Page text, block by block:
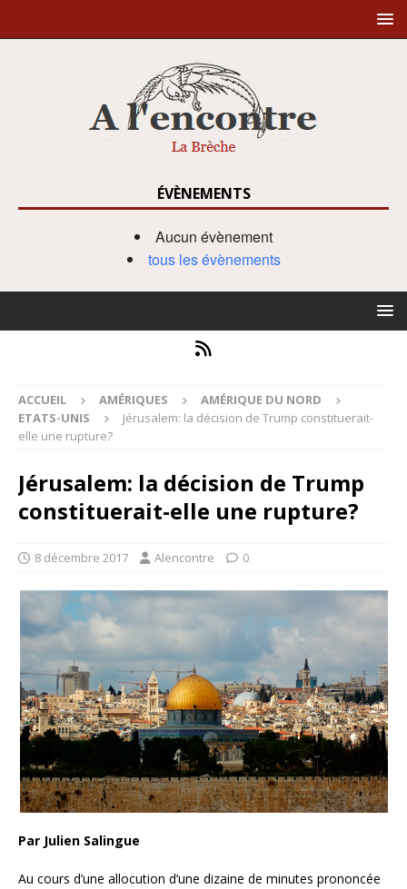
ÉVÈNEMENTS
Aucun évènement
tous les évènements
ACCUEIL AMÉRIQUES
AMÉRIQUE DU NORD
ETATS-UNIS
Jérusalem: la décision de Trump constituerait-
elle une rupture?
Jérusalem: la décision de Trump
constituerait-elle une rupture?
8 décembre 2017 Alencontre 0
Par Julien Salingue
Au cours d’une allocution d’une dizaine de minutes prononcée